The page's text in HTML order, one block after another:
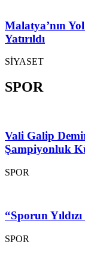
Malatya’nın
Yatırıldı
SİYASET
SPOR
Vali Galip
Şampiyonluk
SPOR
“Sporun
SPOR